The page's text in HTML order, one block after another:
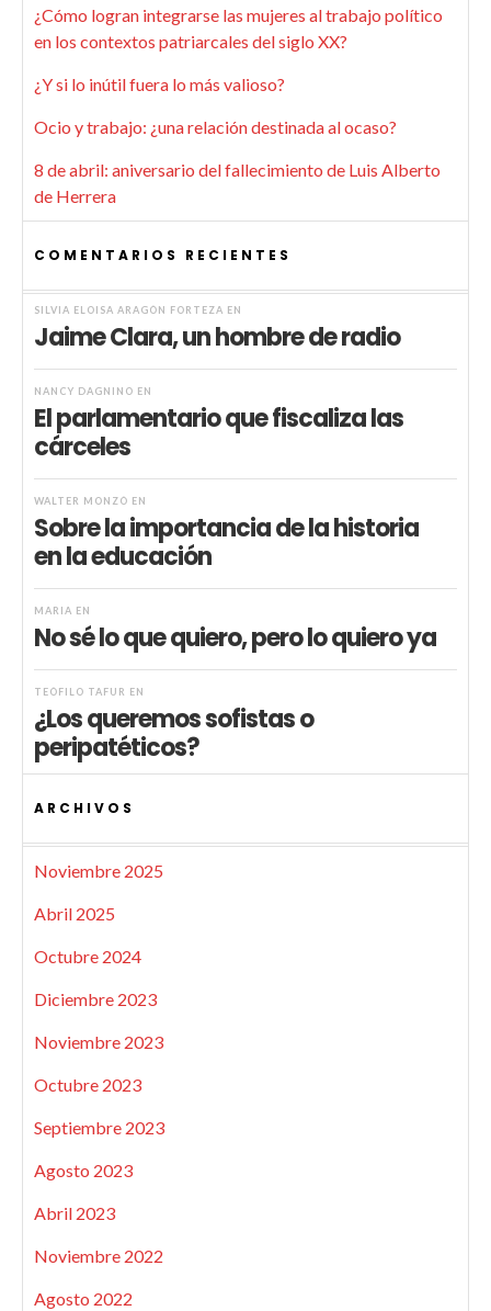
¿Cómo logran integrarse las mujeres al trabajo político
en los contextos patriarcales del siglo XX?
¿Y si lo inútil fuera lo más valioso?
Ocio y trabajo: ¿una relación destinada al ocaso?
8 de abril: aniversario del fallecimiento de Luis Alberto
de Herrera
COMENTARIOS RECIENTES
SILVIA ELOISA ARAGÓN FORTEZA EN
Jaime Clara, un hombre de radio
NANCY DAGNINO EN
El parlamentario que fiscaliza las
cárceles
WALTER MONZÓ EN
Sobre la importancia de la historia
en la educación
MARIA EN
No sé lo que quiero, pero lo quiero ya
TEÓFILO TAFUR EN
¿Los queremos sofistas o
peripatéticos?
ARCHIVOS
Noviembre 2025
Abril 2025
Octubre 2024
Diciembre 2023
Noviembre 2023
Octubre 2023
Septiembre 2023
Agosto 2023
Abril 2023
Noviembre 2022
Agosto 2022